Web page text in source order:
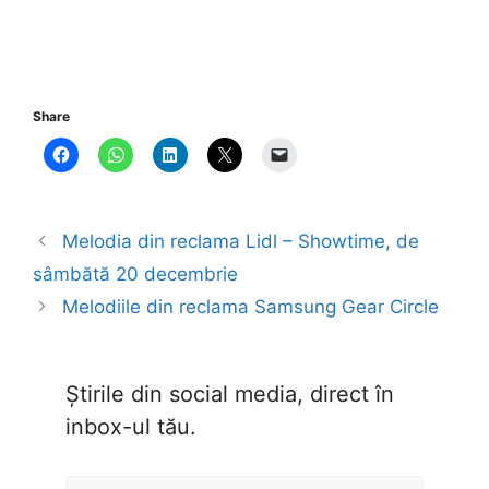
Share
Melodia din reclama Lidl – Showtime, de
sâmbătă 20 decembrie
Melodiile din reclama Samsung Gear Circle
Știrile din social media, direct în
inbox-ul tău.